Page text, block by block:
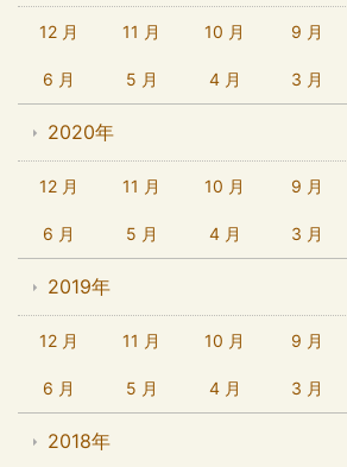
12 月 11 月 10 月 9 月
6 月 5 月 4 月 3 月
2020年
12 月 11 月 10 月 9 月
6 月 5 月 4 月 3 月
2019年
12 月 11 月 10 月 9 月
6 月 5 月 4 月 3 月
2018年